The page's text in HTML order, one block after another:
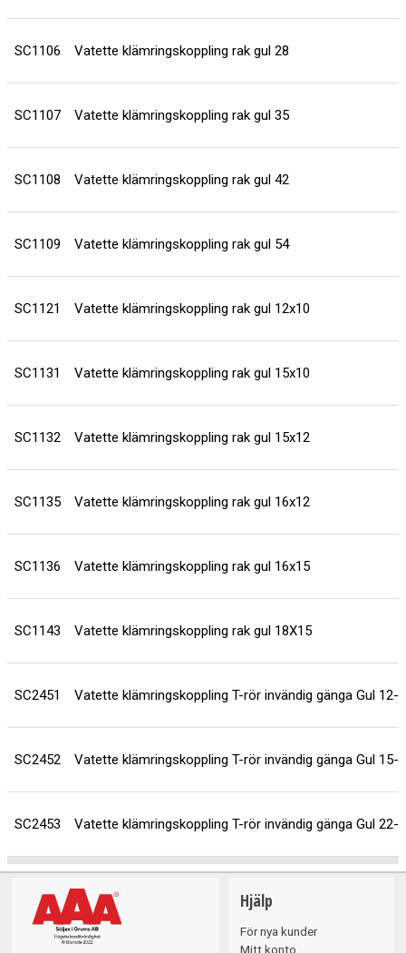
SC1106 Vatette klämringskoppling rak gul 28
SC1107 Vatette klämringskoppling rak gul 35
SC1108 Vatette klämringskoppling rak gul 42
SC1109 Vatette klämringskoppling rak gul 54
SC1121 Vatette klämringskoppling rak gul 12x10
SC1131 Vatette klämringskoppling rak gul 15x10
SC1132 Vatette klämringskoppling rak gul 15x12
SC1135 Vatette klämringskoppling rak gul 16x12
SC1136 Vatette klämringskoppling rak gul 16x15
SC1143 Vatette klämringskoppling rak gul 18X15
SC2451 Vatette klämringskoppling T-rör invändig gänga Gul 12-
SC2452 Vatette klämringskoppling T-rör invändig gänga Gul 15-
SC2453 Vatette klämringskoppling T-rör invändig gänga Gul 22-
Hjälp
För nya kunder
Mitt konto